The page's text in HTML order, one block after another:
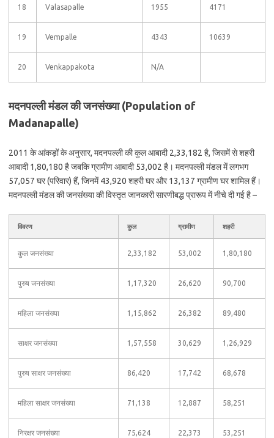
18 Valasapalle 1955 4171
19 Vempalle 4343 10639
20 Venkappakota N/A
मदनपल्ली मंडल की जनसंख्या (Population of
Madanapalle)
2011 के आंकड़ों के अनुसार, मदनपल्ली की कुल आबादी 2,33,182 है, जिसमें से शहरी
आबादी 1,80,180 है जबकि ग्रामीण आबादी 53,002 है। मदनपल्ली मंडल में लगभग
57,057 घर (परिवार) हैं, जिनमें 43,920 शहरी घर और 13,137 ग्रामीण घर शामिल हैं।
मदनपल्ली मंडल की जनसंख्या की विस्तृत जानकारी सारणीबद्ध प्रारूप में नीचे दी गई है –
विवरण कुल ग्रामीण शहरी
कुल जनसंख्या 2,33,182 53,002 1,80,180
पुरुष जनसंख्या 1,17,320 26,620 90,700
महिला जनसंख्या 1,15,862 26,382 89,480
साक्षर जनसंख्या 1,57,558 30,629 1,26,929
पुरुष साक्षर जनसंख्या 86,420 17,742 68,678
महिला साक्षर जनसंख्या 71,138 12,887 58,251
निरक्षर जनसंख्या 75,624 22,373 53,251